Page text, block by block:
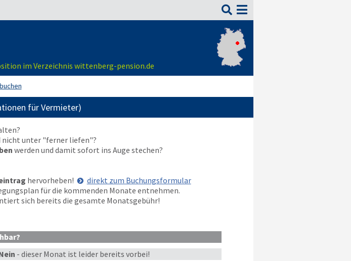

im Verzeichnis wittenberg-pension.de
für Vermieter)
nicht unter "ferner liefen"?
werden und damit sofort ins Auge stechen?
hervorheben!
direkt zum Buchungsformular
für die kommenden Monate entnehmen.
sich bereits die gesamte Monatsgebühr!
- dieser Monat ist leider bereits vorbei!